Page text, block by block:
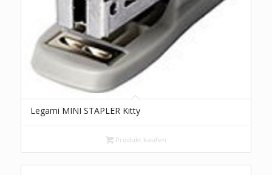
Legami MINI STAPLER Kitty
Produkt kaufen